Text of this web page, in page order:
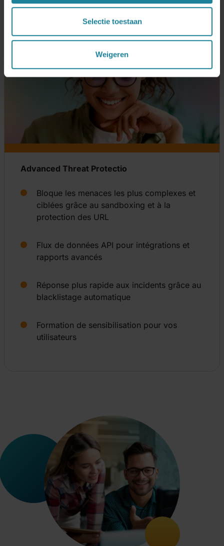
Selectie toestaan
Weigeren
Advanced Threat Protectio
Bloque les menaces les plus complexes et
ciblées grâce au sandboxing et à la
protection des URL
Flux de données API pour intégrations et
rapports avancés
Réponse plus rapide aux incidents grâce au
blacklistage automatique
Formation de sensibilisation pour vos
utilisateurs